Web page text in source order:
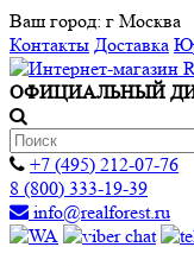
Ваш город: г Москва
Контакты Доставка
ОФИЦИАЛЬНЫЙ
+7 (495) 212-07-76
8 (800) 333-19-39
info@realforest.ru